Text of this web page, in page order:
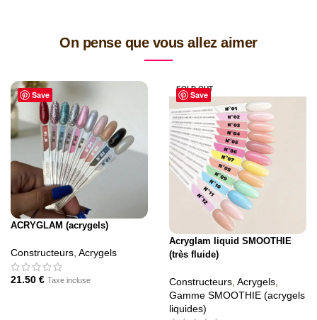
On pense que vous allez aimer
Save
ACRYGLAM (acrygels)
Constructeurs Acrygels
21.50 € Taxe incluse
Save
SOLD OUT
Acryglam liquid SMOOTHIE
(très fluide)
Constructeurs, Acrygels,
Gamme SMOOTHIE (acrygels
liquides)